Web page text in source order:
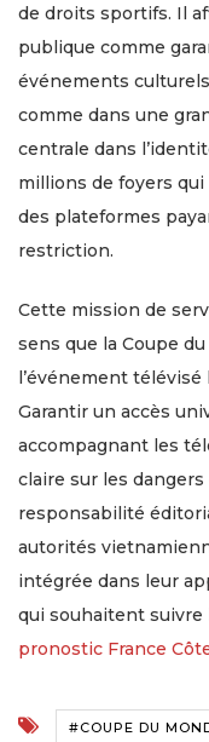
de droits sportifs. Il
publique comme
événements
comme dans une
centrale dans
millions de foyers
des plateformes
restriction.
Cette mission de
sens que la Coupe
l’événement télévisé
Garantir un accès
accompagnant les
claire sur les
responsabilité
autorités
intégrée dans leur
qui souhaitent suivre
pronostic France
#COUPE DU